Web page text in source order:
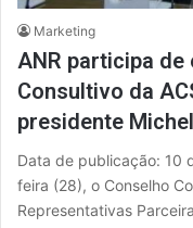
Marketing
ANR participa
Consultivo da
presidente
Data de publicação: 10
feira (28), o Conselho
Representativas